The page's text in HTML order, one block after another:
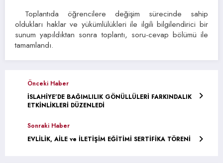
Toplantıda öğrencilere değişim sürecinde sahip
oldukları haklar ve yükümlülükleri ile ilgili bilgilendirici bir
sunum yapıldıktan sonra toplantı, soru-cevap bölümü ile
tamamlandı.
Önceki Haber
İSLAHİYE’DE BAĞIMLILIK GÖNÜLLÜLERİ FARKINDALIK
ETKİNLİKLERİ DÜZENLEDİ
Sonraki Haber
EVLİLİK, AİLE ve İLETİŞİM EĞİTİMİ SERTİFİKA TÖRENİ